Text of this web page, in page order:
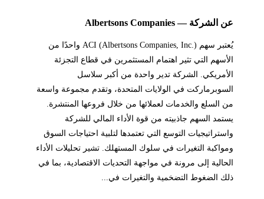
عن الشركة — Albertsons Companies
يُعتبر سهم ACI ‎(Albertsons Companies, Inc.)‎ واحدًا من
الأسهم التي تثير اهتمام المستثمرين في قطاع التجزئة
الأمريكي. الشركة تدير واحدة من أكبر سلاسل
السوبرماركت في الولايات المتحدة، وتقدم مجموعة واسعة
من السلع والخدمات لعملائها من خلال فروعها المنتشرة.
يستمد السهم جاذبيته من قوة الأداء المالي للشركة
واستراتيجيات التوسع التي تعتمدها لتلبية احتياجات السوق
ومواكبة التغيرات في سلوك المستهلك. تشير تحليلات الأداء
الحالية إلى مرونة في مواجهة التحديات الاقتصادية، بما في
ذلك الضغوط التضخمية والتغيرات في...